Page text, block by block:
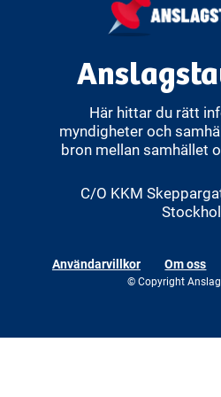
Här hittar du rätt
myndigheter och
bron mellan samhället
C/O KKM
Användarvillkor Om oss
© Copyright